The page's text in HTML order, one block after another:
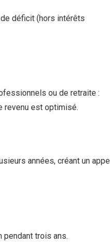
déficit (hors intérêts
ou de retraite :
revenu est optimisé.
années, créant un appel
pendant trois ans.